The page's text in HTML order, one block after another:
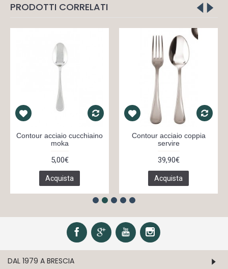
PRODOTTI CORRELATI
Contour acciaio cucchiaino
moka
5,00€
Acquista
Contour acciaio coppia
servire
39,90€
Acquista
DAL 1979 A BRESCIA